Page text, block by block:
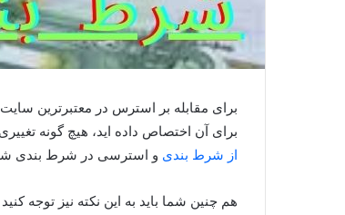
برای مقابله بر استرس در معتبرترین
برای آن اختصاص داده اید، هیچ گونه
از شرط بندی و استرسی در شرط بندی
هم چنین شما باید به این نکته نیز توجه